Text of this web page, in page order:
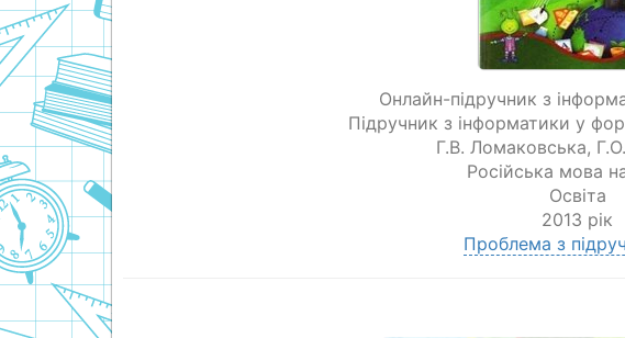
Онлайн-підручник з
Підручник з інформатики у
Г.В. Ломаковська,
Російська мова
Освіта
2013 рік
Проблема з